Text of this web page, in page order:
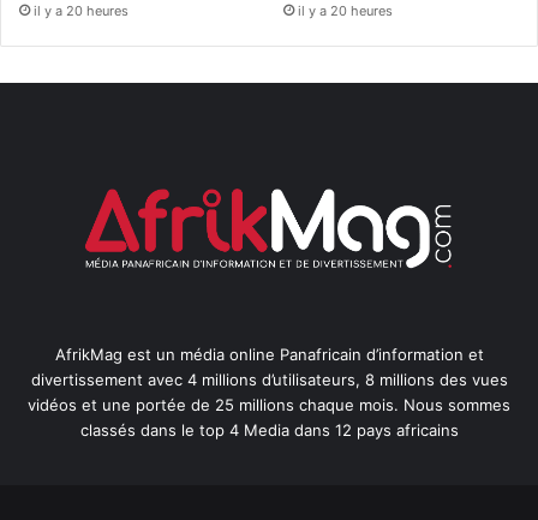
il y a 20 heures il y a 20 heures
AfrikMag est un média online Panafricain d’information et
divertissement avec 4 millions d’utilisateurs, 8 millions des vues
vidéos et une portée de 25 millions chaque mois. Nous sommes
classés dans le top 4 Media dans 12 pays africains